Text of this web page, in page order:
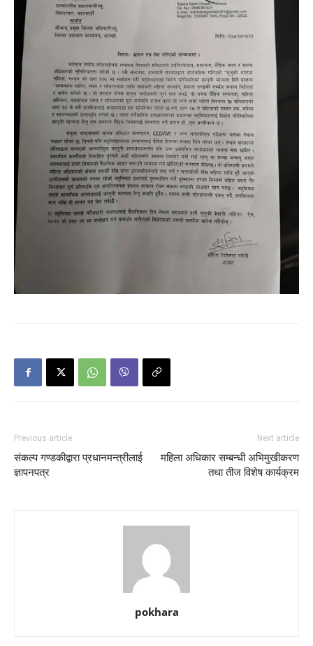
Previous article
संकल्प गण्डकीद्वारा प्रधानमन्त्रीलाई
ज्ञापनपत्र
Next article
महिला अधिकार सम्बन्धी अभिमुखीकरण
तथा तीज विशेष कार्यक्रम
pokhara